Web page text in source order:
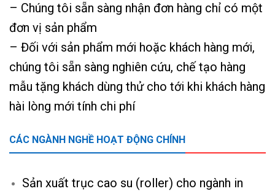
– Chúng tôi sẵn sàng nhận đơn hàng chỉ có một
đơn vị sản phẩm
– Đối với sản phẩm mới hoặc khách hàng mới,
chúng tôi sẵn sàng nghiên cứu, chế tạo hàng
mẫu tặng khách dùng thử cho tới khi khách hàng
hài lòng mới tính chi phí
CÁC NGÀNH NGHỀ HOẠT ĐỘNG CHÍNH
Sản xuất trục cao su (roller) cho ngành in